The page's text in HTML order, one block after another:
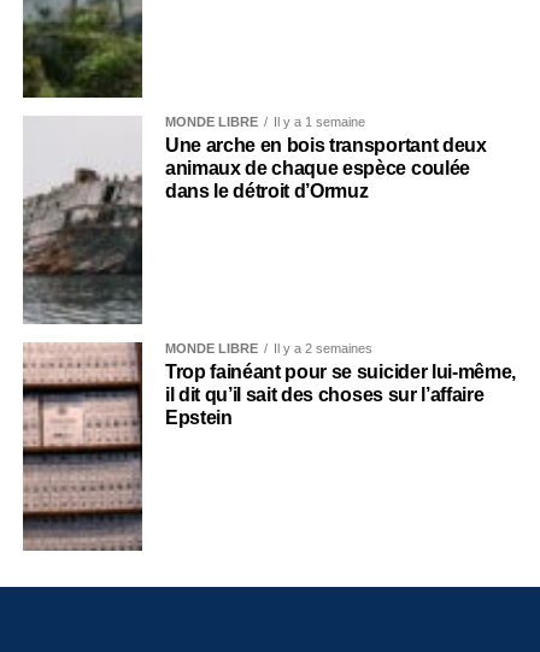
MONDE LIBRE Il y a 1 semaine
Une arche en bois transportant deux
animaux de chaque espèce coulée
dans le détroit d’Ormuz
MONDE LIBRE Il y a 2 semaines
Trop fainéant pour se suicider lui-même,
il dit qu’il sait des choses sur l’affaire
Epstein